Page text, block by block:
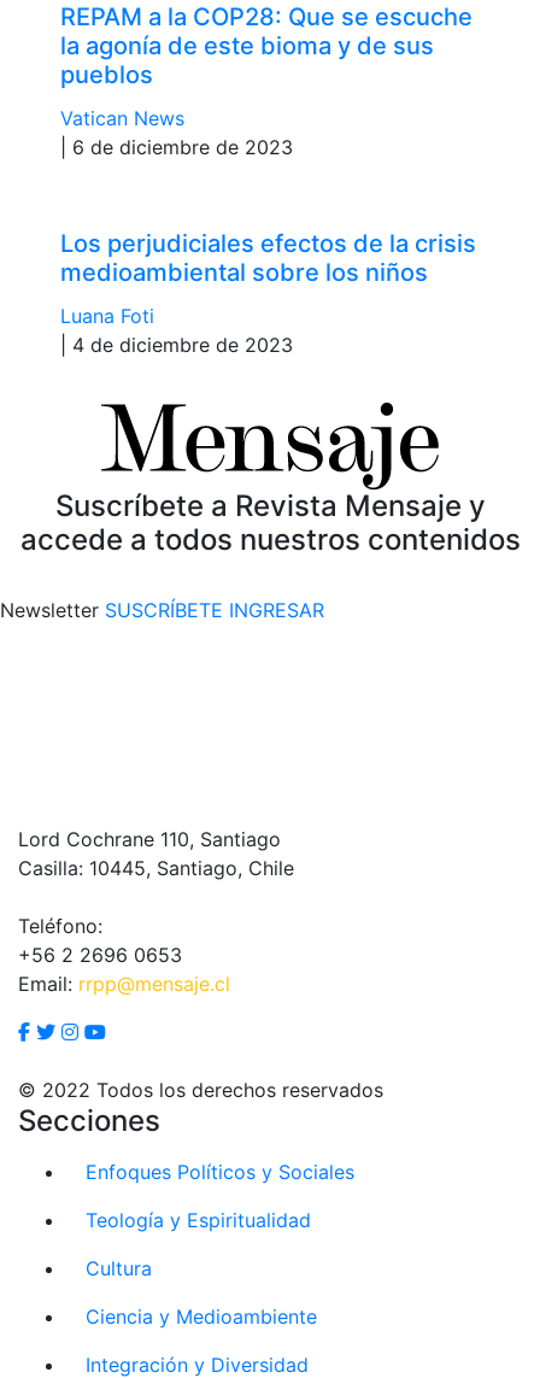
REPAM a la COP28: Que se escuche
la agonía de este bioma y de sus
pueblos
Vatican News
| 6 de diciembre de 2023
Los perjudiciales efectos de la crisis
medioambiental sobre los niños
Luana Foti
| 4 de diciembre de 2023
Suscríbete a Revista Mensaje y
accede a todos nuestros contenidos
Newsletter SUSCRÍBETE INGRESAR
Lord Cochrane 110, Santiago
Casilla: 10445, Santiago, Chile
Teléfono:
+56 2 2696 0653
Email: rrpp@mensaje.cl
© 2022 Todos los derechos reservados
Secciones
Enfoques Políticos y Sociales
Teología y Espiritualidad
Cultura
Ciencia y Medioambiente
Integración y Diversidad